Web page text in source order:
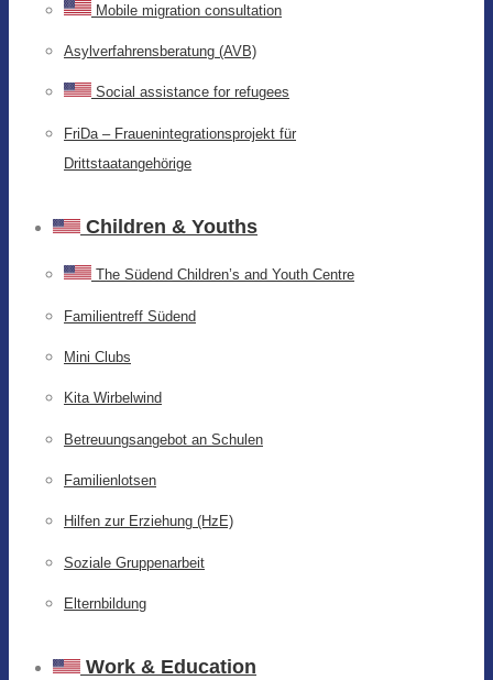
Mobile migration consultation
Asylverfahrensberatung (AVB)
Social assistance for refugees
FriDa – Frauenintegrationsprojekt für
Drittstaatangehörige
Children & Youths
The Südend Children’s and Youth Centre
Familientreff Südend
Mini Clubs
Kita Wirbelwind
Betreuungsangebot an Schulen
Familienlotsen
Hilfen zur Erziehung (HzE)
Soziale Gruppenarbeit
Elternbildung
Work & Education